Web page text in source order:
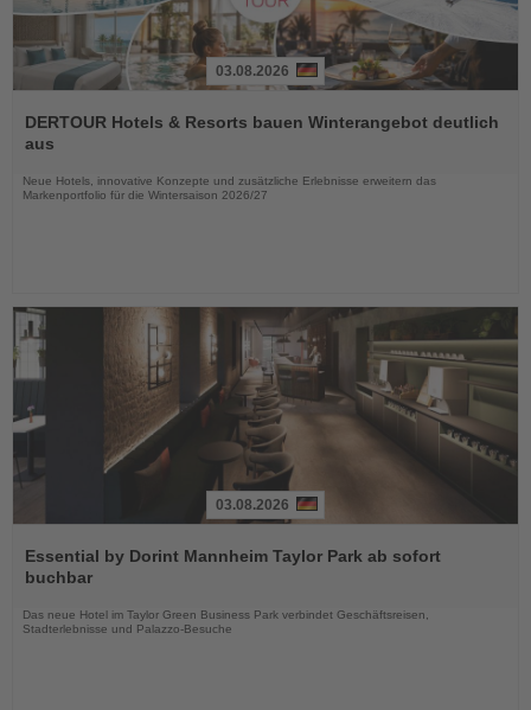
Sie
die
03.08.2026
DERTOUR Hotels & Resorts bauen Winterangebot deutlich
aus
Neue Hotels, innovative Konzepte und zusätzliche Erlebnisse erweitern das
Markenportfolio für die Wintersaison 2026/27
Sie
die
03.08.2026
Essential by Dorint Mannheim Taylor Park ab sofort
buchbar
Das neue Hotel im Taylor Green Business Park verbindet Geschäftsreisen,
Stadterlebnisse und Palazzo-Besuche